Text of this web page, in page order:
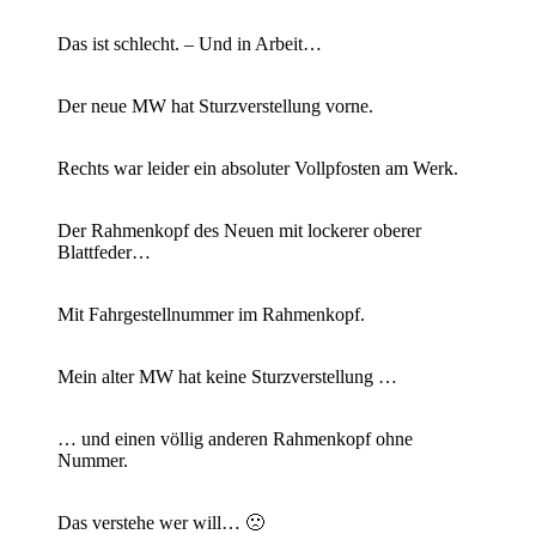
Das ist schlecht. – Und in Arbeit…
Der neue MW hat Sturzverstellung vorne.
Rechts war leider ein absoluter Vollpfosten am Werk.
Der Rahmenkopf des Neuen mit lockerer oberer
Blattfeder…
Mit Fahrgestellnummer im Rahmenkopf.
Mein alter MW hat keine Sturzverstellung …
… und einen völlig anderen Rahmenkopf ohne
Nummer.
Das verstehe wer will… 🙁